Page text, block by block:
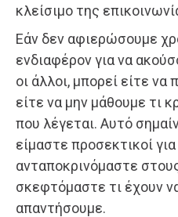
κλείσιμο της
Εάν δεν αφιερώσουμε
ενδιαφέρον για να
οι άλλοι, μπορεί είτε
είτε να μην μάθουμε τι
που λέγεται. Αυτό
είμαστε προσεκτικοί
ανταποκρινόμαστε
σκεφτόμαστε τι έχουν
απαντήσουμε.